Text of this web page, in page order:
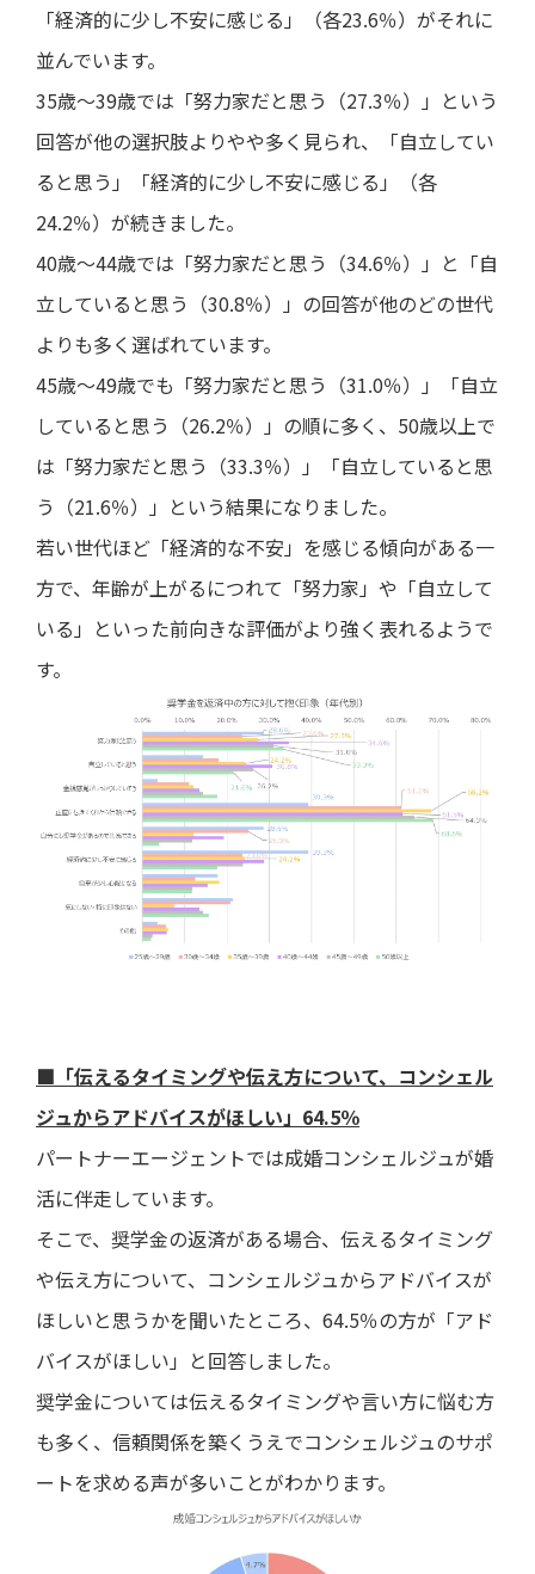
「経済的に少し不安に感じる」（各23.6％）がそれに
並んでいます。
35歳～39歳では「努力家だと思う（27.3％）」という
回答が他の選択肢よりやや多く見られ、「自立してい
ると思う」「経済的に少し不安に感じる」（各
24.2％）が続きました。
40歳～44歳では「努力家だと思う（34.6％）」と「自
立していると思う（30.8％）」の回答が他のどの世代
よりも多く選ばれています。
45歳～49歳でも「努力家だと思う（31.0％）」「自立
していると思う（26.2％）」の順に多く、50歳以上で
は「努力家だと思う（33.3％）」「自立していると思
う（21.6％）」という結果になりました。
若い世代ほど「経済的な不安」を感じる傾向がある一
方で、年齢が上がるにつれて「努力家」や「自立して
いる」といった前向きな評価がより強く表れるようで
す。
■「伝えるタイミングや伝え方について、コンシェル
ジュからアドバイスがほしい」64.5％
パートナーエージェントでは成婚コンシェルジュが婚
活に伴走しています。
そこで、奨学金の返済がある場合、伝えるタイミング
や伝え方について、コンシェルジュからアドバイスが
ほしいと思うかを聞いたところ、64.5％の方が「アド
バイスがほしい」と回答しました。
奨学金については伝えるタイミングや言い方に悩む方
も多く、信頼関係を築くうえでコンシェルジュのサポ
ートを求める声が多いことがわかります。